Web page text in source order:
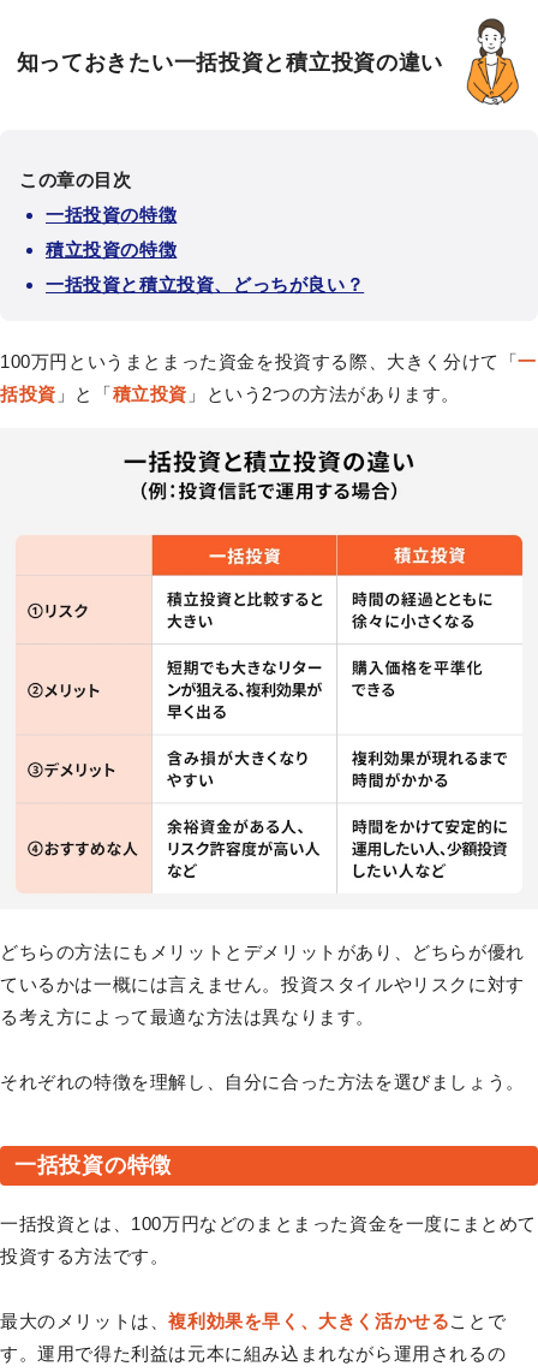
知っておきたい一括投資と積立投資の違い
この章の目次
一括投資の特徴
積立投資の特徴
一括投資と積立投資、どっちが良い？
100万円というまとまった資金を投資する際、大きく分けて「一
括投資 」と「積立投資 」という2つの方法があります。
どちらの方法にもメリットとデメリットがあり、どちらが優れ
ているかは一概には言えません。投資スタイルやリスクに対す
る考え方によって最適な方法は異なります。
それぞれの特徴を理解し、自分に合った方法を選びましょう。
一括投資の特徴
一括投資とは、100万円などのまとまった資金を一度にまとめて
投資する方法です。
最大のメリットは、複利効果を早く、大きく活かせることで
す。運用で得た利益は元本に組み込まれながら運用されるの